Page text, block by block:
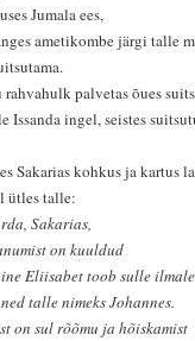
Jumala ees,
ametikombe järgi talle
palvetas õues
Issanda ingel, seistes
Sakarias kohkus ja kartus
ütles talle:
Sakarias,
on kuuldud
Eliisabet toob sulle
talle nimeks Johannes.
on sul rõõmu ja hõiskamist